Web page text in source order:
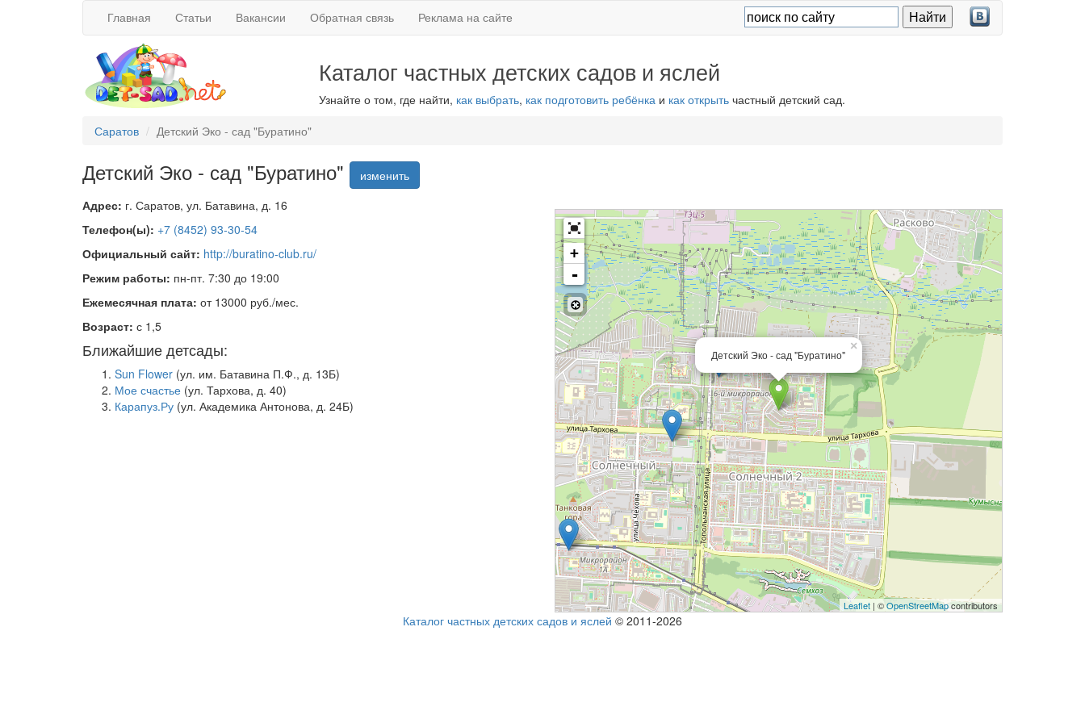
Главная Статьи Вакансии Обратная связь Реклама на сайте
Каталог частных детских садов и яслей
Узнайте о том, где найти, как выбрать, как подготовить ребёнкаи как открытьчастный детский сад.
Саратов
Детский Эко - сад "Буратино"
Детский Эко - сад "Буратино"
изменить
Адрес: г. Саратов, ул. Батавина, д. 16
Телефон(ы): +7 (8452) 93-30-54
Официальный сайт: http://buratino-club.ru/
Режим работы: пн-пт. 7:30 до 19:00
Ежемесячная плата: от 13000 руб./мес.
Возраст: с 1,5
Ближайшие детсады:
Sun Flower (ул. им. Батавина П.Ф., д. 13Б)
Мое счастье (ул. Тархова, д. 40)
Карапуз.Ру (ул. Академика Антонова, д. 24Б)
×
Детский Эко - сад "Буратино"
+
-
Leaflet | ©OpenStreetMapcontributors
Каталог частных детских садов и яслей © 2011-2026